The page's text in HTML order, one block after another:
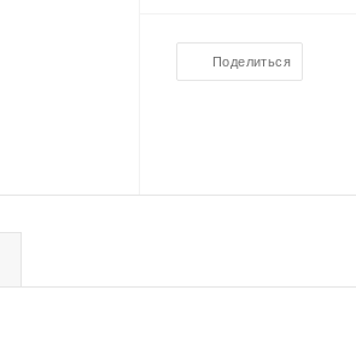
Поделиться